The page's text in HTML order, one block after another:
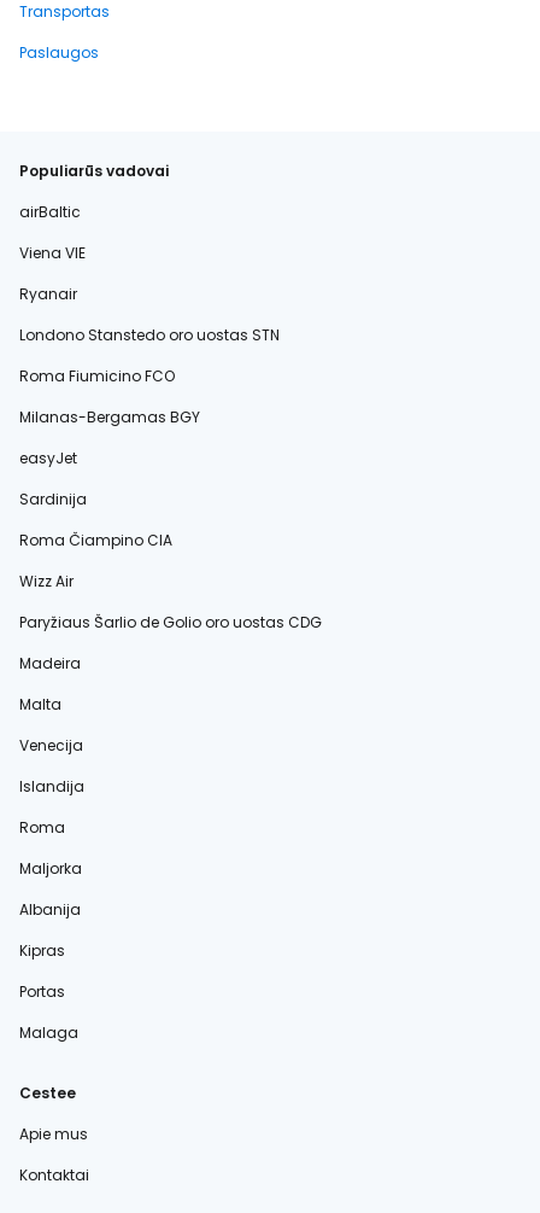
Transportas
Paslaugos
Populiarūs vadovai
airBaltic
Viena VIE
Ryanair
Londono Stanstedo oro uostas STN
Roma Fiumicino FCO
Milanas-Bergamas BGY
easyJet
Sardinija
Roma Čiampino CIA
Wizz Air
Paryžiaus Šarlio de Golio oro uostas CDG
Madeira
Malta
Venecija
Islandija
Roma
Maljorka
Albanija
Kipras
Portas
Malaga
Cestee
Apie mus
Kontaktai